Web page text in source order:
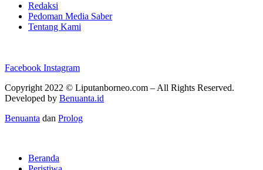
Redaksi
Pedoman Media Saber
Tentang Kami
Facebook Instagram
Copyright 2022 © Liputanborneo.com – All Rights Reserved.
Developed by Benuanta.id
Benuanta dan Prolog
Beranda